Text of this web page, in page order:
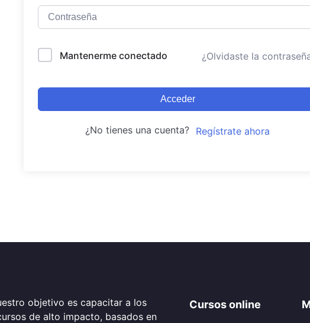
Mantenerme conectado ¿Olvidaste la
Acceder
¿No tienes una cuenta? Regístrate ahora
objetivo es capacitar a los
de alto impacto, basados en
Cursos online